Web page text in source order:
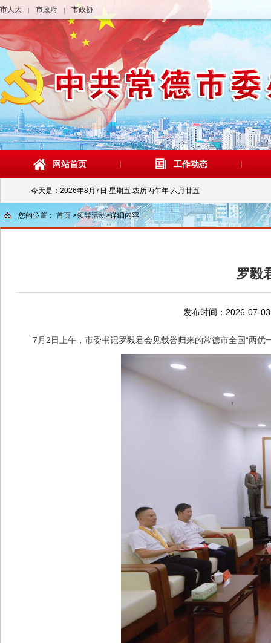
市人大 | 市政府 | 市政协
网站首页 工作动态
今天是： 2026年8月7日 星期五 农历丙午年 六月廿五
您的位置： 首页 >领导活动>详细内容
罗毅
发布时间：2026-07-03
7月2日上午，市委书记罗毅君会见载誉归来的常德市全国“两